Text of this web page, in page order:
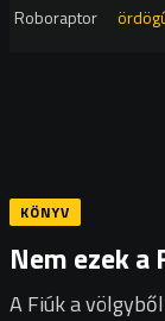
Roboraptor
KÖNYV
Nem ezek
A Fiúk a